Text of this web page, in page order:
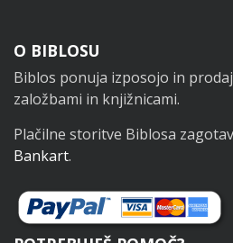
Noga
O BIBLOSU
Biblos ponuja izposojo in
založbami in knjižnicami.
Plačilne storitve Biblosa
Bankart.